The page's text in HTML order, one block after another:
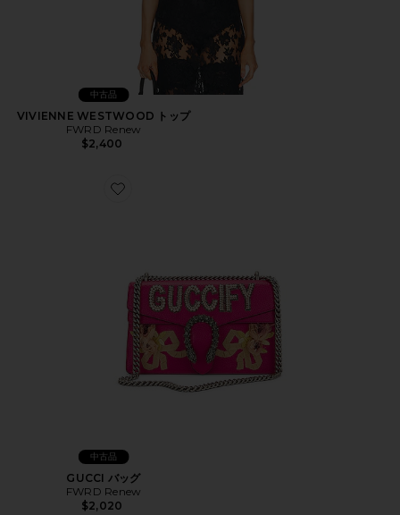
中古品
VIVIENNE WESTWOOD トップ
FWRD Renew
$2,400
Favorite GUCCI バッグ
中古品
GUCCI バッグ
FWRD Renew
$2,020